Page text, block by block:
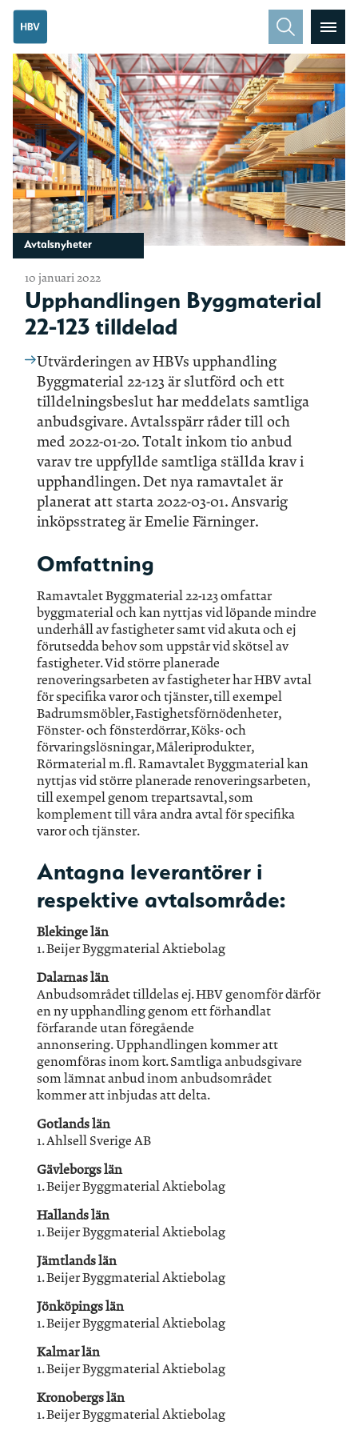
Avtalsnyheter
10 januari 2022
Upphandlingen Byggmaterial
22-123 tilldelad
Utvärderingen av HBVs upphandling
Byggmaterial 22-123 är slutförd och ett
tilldelningsbeslut har meddelats samtliga
anbudsgivare. Avtalsspärr råder till och
med 2022-01-20. Totalt inkom tio anbud
varav tre uppfyllde samtliga ställda krav i
upphandlingen. Det nya ramavtalet är
planerat att starta 2022-03-01. Ansvarig
inköpsstrateg är Emelie Färninger.
Omfattning
Ramavtalet Byggmaterial 22-123 omfattar
byggmaterial och kan nyttjas vid löpande mindre
underhåll av fastigheter samt vid akuta och ej
förutsedda behov som uppstår vid skötsel av
fastigheter. Vid större planerade
renoveringsarbeten av fastigheter har HBV avtal
för specifika varor och tjänster, till exempel
Badrumsmöbler, Fastighetsförnödenheter,
Fönster- och fönsterdörrar, Köks- och
förvaringslösningar, Måleriprodukter,
Rörmaterial m.fl. Ramavtalet Byggmaterial kan
nyttjas vid större planerade renoveringsarbeten,
till exempel genom trepartsavtal, som
komplement till våra andra avtal för specifika
varor och tjänster.
Antagna leverantörer i
respektive avtalsområde:
Blekinge län
1. Beijer Byggmaterial Aktiebolag
Dalarnas län
Anbudsområdet tilldelas ej. HBV genomför därför
en ny upphandling genom ett förhandlat
förfarande utan föregående
annonsering. Upphandlingen kommer att
genomföras inom kort. Samtliga anbudsgivare
som lämnat anbud inom anbudsområdet
kommer att inbjudas att delta.
Gotlands län
1. Ahlsell Sverige AB
Gävleborgs län
1. Beijer Byggmaterial Aktiebolag
Hallands län
1. Beijer Byggmaterial Aktiebolag
Jämtlands län
1. Beijer Byggmaterial Aktiebolag
Jönköpings län
1. Beijer Byggmaterial Aktiebolag
Kalmar län
1. Beijer Byggmaterial Aktiebolag
Kronobergs län
1. Beijer Byggmaterial Aktiebolag